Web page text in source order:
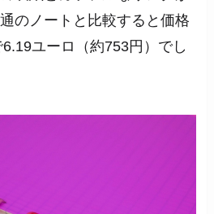
のノートと比較すると価格
ユーロ（約753円）でし